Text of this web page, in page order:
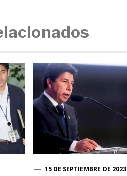
15 DE SEPTIEMBRE DE 2023